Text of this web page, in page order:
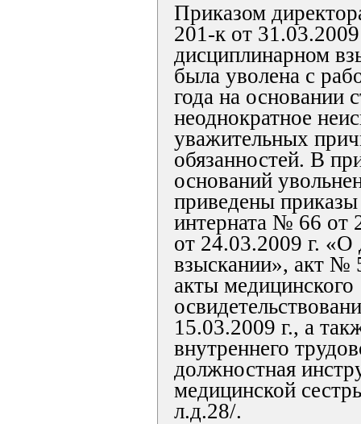
Приказом
201-к от
дисциплинарном
была уволена с
года на основании
неоднократное
уважительных
обязанностей. В
оснований
приведены
интерната № 66 от
от 24.03.2009 г. «О
взыскании», акт №
акты медицинского
15.03.2009 г., а
внутреннего
должностная
медицинской
л.д.28/.